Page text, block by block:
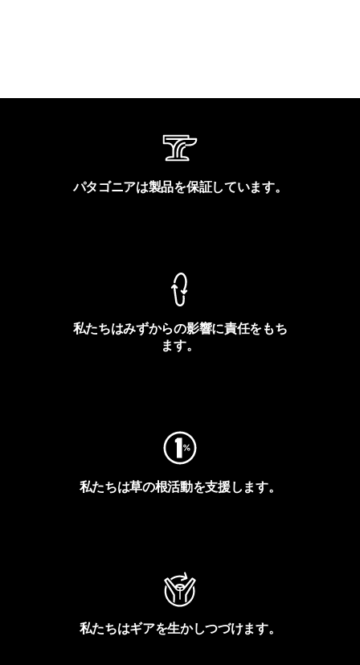
パタゴニアは製品を保証しています。
私たちはみずからの影響に責任をもち
ます。
私たちは草の根活動を支援します。
私たちはギアを生かしつづけます。